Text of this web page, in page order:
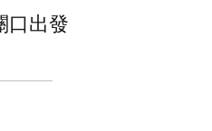
口出發